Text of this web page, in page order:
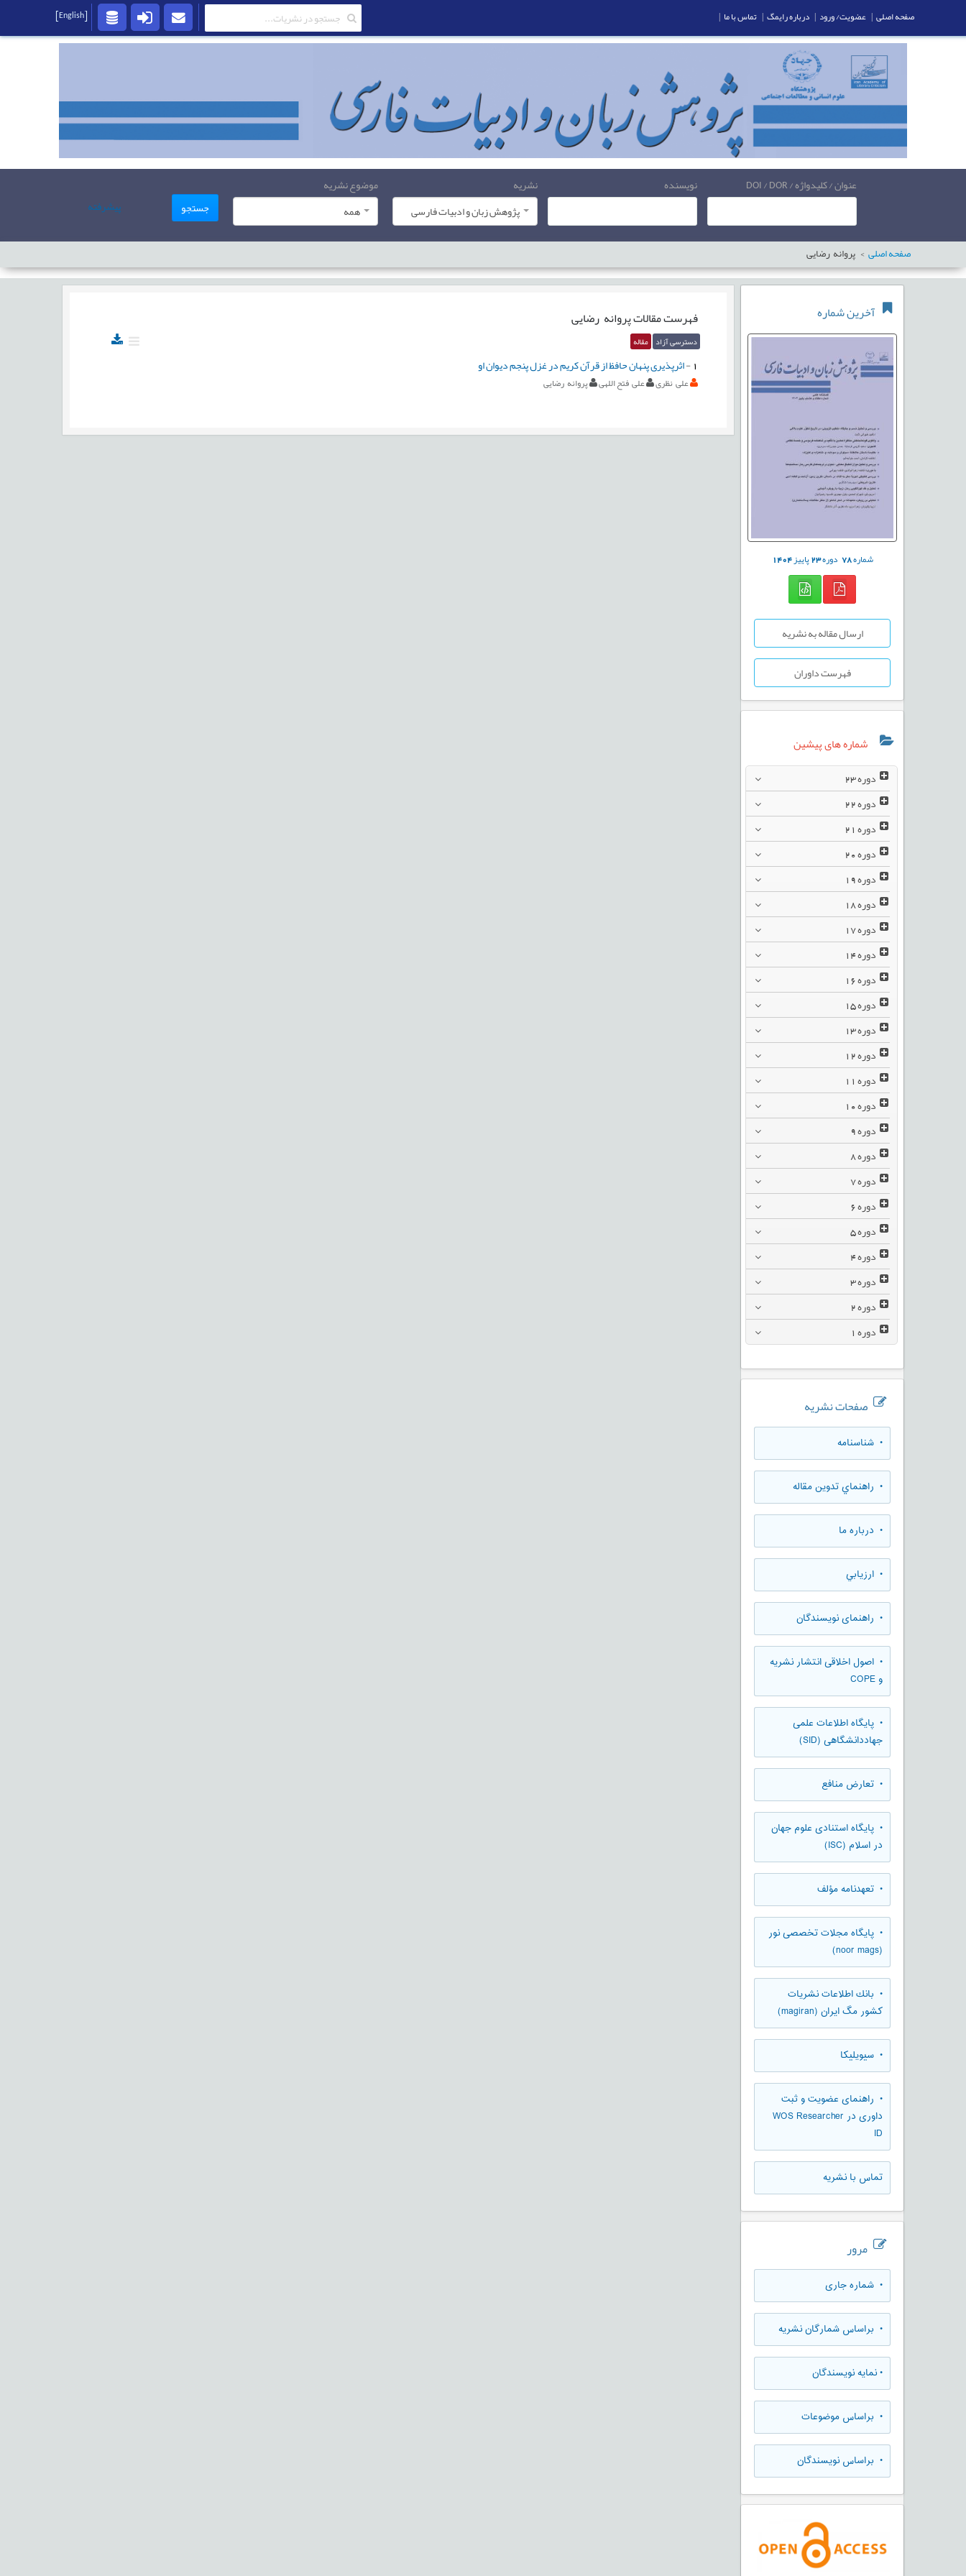
عنوان / کلیدواژه / DOI / DOR نویسنده
نشریه
پژوهش زبان و ادبیات فارسی
موضوع نشریه
همه
جستجو پیشرفته
صفحه اصلی پروانه رضایی
آخرین شماره
شماره78 دوره23پاییز1404
ارسال مقاله به نشریه
فهرست داوران
شماره های پیشین
دوره
دوره
دوره
دوره
دوره
دوره
دوره
دوره
دوره
دوره
دوره
دوره
دوره
دوره
دوره
دوره
دوره
دوره
دوره
دوره
دوره
دوره
دوره
صفحات نشریه
• شناسنامه
• راهنماي تدوين مقاله
• درباره ما
• ارزيابي
• راهنمای نویسندگان
• اصول اخلاقی انتشار نشریه
و COPE
• پایگاه اطلاعات علمی
جهاددانشگاهی (SID)
• تعارض منافع
• پایگاه استنادی علوم جهان
در اسلام (ISC)
• تعهدنامه مؤلف
• پایگاه مجلات تخصصی نور
(noor mags)
• بانك اطلاعات نشريات
كشور مگ ايران (magiran)
• سیویلیکا
• راهنمای عضویت و ثبت
داوری در WOS Researcher
ID
تماس با نشریه
مرور
• شماره جاری
• براساس شمارگان نشریه
•نمایه نویسندگان
• براساس موضوعات
• براساس نویسندگان
فهرست مقالاتپروانه رضایی
دسترسی آزاد مقاله
1
-اثرپذیری پنهان حافظ از قرآن کریم در غزل پنجم دیوان او
علی نظری علی فتح اللهی پروانه رضایی
صفحه اصلی | عضویت/ ورود | درباره رایمگ | تماس با ما |
[English]